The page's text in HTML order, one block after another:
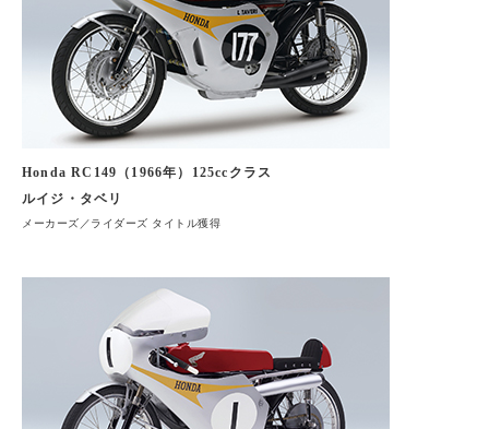
Honda RC149（1966年）125ccクラス
ルイジ・タベリ
メーカーズ／ライダーズ タイトル獲得